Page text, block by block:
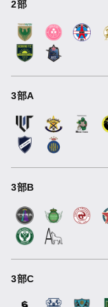
2部
3部A
3部B
3部C